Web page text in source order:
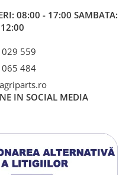
08:00 - 17:00 SAMBATA:
559
484
IN SOCIAL MEDIA